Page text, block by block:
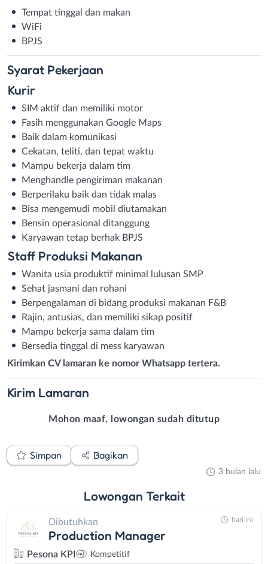
Tempat tinggal dan makan
WiFi
BPJS
Syarat Pekerjaan
Kurir
SIM aktif dan memiliki motor
Fasih menggunakan Google Maps
Baik dalam komunikasi
Cekatan, teliti, dan tepat waktu
Mampu bekerja dalam tim
Menghandle pengiriman makanan
Berperilaku baik dan tidak malas
Bisa mengemudi mobil diutamakan
Bensin operasional ditanggung
Karyawan tetap berhak BPJS
Staff Produksi Makanan
Wanita usia produktif minimal lulusan SMP
Sehat jasmani dan rohani
Berpengalaman di bidang produksi makanan F&B
Rajin, antusias, dan memiliki sikap positif
Mampu bekerja sama dalam tim
Bersedia tinggal di mess karyawan
Kirimkan CV lamaran ke nomor Whatsapp tertera.
Kirim Lamaran
Mohon maaf, lowongan sudah ditutup
Simpan Bagikan
3 bulan lalu
Lowongan Terkait
Dibutuhkan
Production Manager
Pesona KPI Kompetitif
hari ini